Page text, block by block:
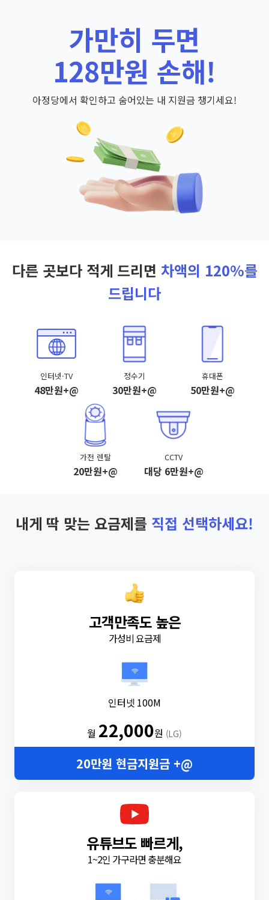
가만히 두면
128만원 손해!
아정당에서 확인하고 숨어있는 내 지원금 챙기세요!
다른 곳보다 적게 드리면 차액의 120%를
드립니다
인터넷·TV
48만원+@
정수기
30만원+@
휴대폰
50만원+@
가전 렌탈
20만원+@
CCTV
대당 6만원+@
내게 딱 맞는 요금제를 직접 선택하세요!
고객만족도 높은
가성비 요금제
인터넷 100M
월 22,000원 (LG)
20만원 현금지원금 +@
유튜브도 빠르게,
1~2인 가구라면 충분해요